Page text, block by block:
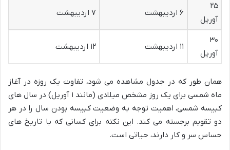
۲۵
آوریل
۶ اردیبهشت ۷ اردیبهشت
۳۰
آوریل
۱۱ اردیبهشت ۱۲ اردیبهشت
همان طور که در جدول مشاهده می شود، تفاوت یک روزه در آغاز
ماه شمسی برای یک روز مشخص میلادی (مانند ۱ آوریل) در سال های
کبیسه شمسی، اهمیت توجه به وضعیت کبیسه بودن سال را در هر
دو تقویم برجسته می کند. این نکته برای کسانی که با تاریخ های
حساس سر و کار دارند، حیاتی است.